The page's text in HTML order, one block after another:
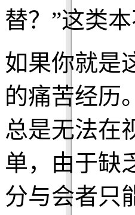
替？”这类
如果你就是
的痛苦经历
总是无法在
单，由于缺
分与会者只